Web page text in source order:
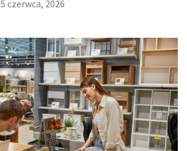
5 czerwca, 2026